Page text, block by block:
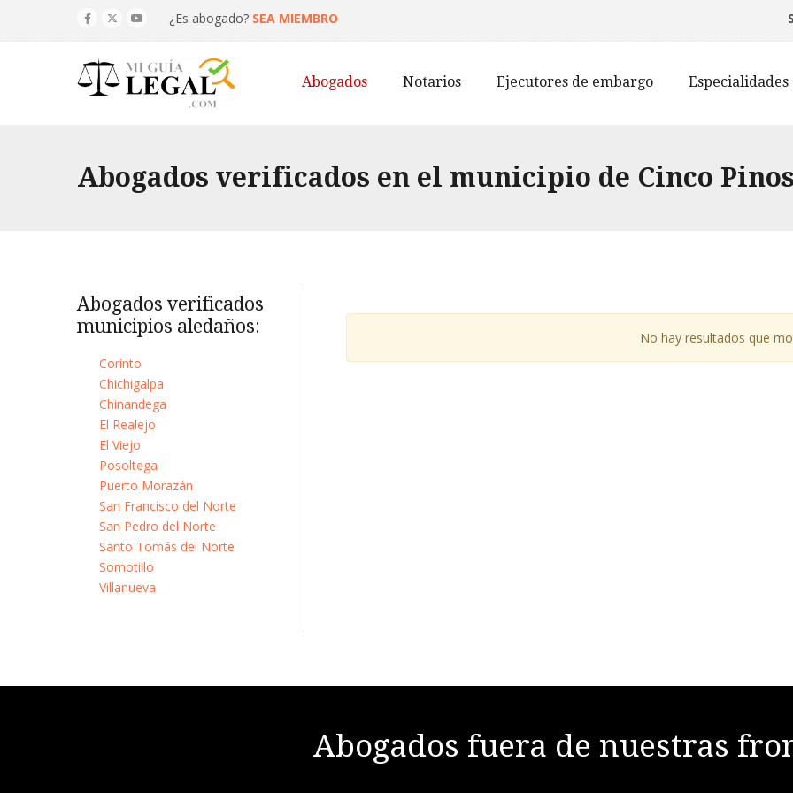
¿Es abogado? SEA MIEMBRO
Abogados Notarios Ejecutores de embargo Especialidades
Abogados verificados en el municipio de Cinco Pinos
Abogados verificados
municipios aledaños:
Corinto
Chichigalpa
Chinandega
El Realejo
El Viejo
Posoltega
Puerto Morazán
San Francisco del Norte
San Pedro del Norte
Santo Tomás del Norte
Somotillo
Villanueva
No hay resultados que
Abogados fuera de nuestras